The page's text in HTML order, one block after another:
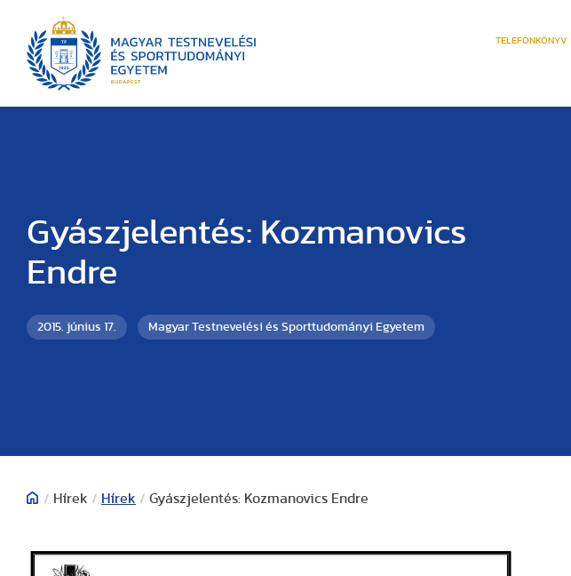
TELEFONKÖNYV
Gyászjelentés: Kozmanovics
Endre
2015. június 17. Magyar Testnevelési és Sporttudományi Egyetem
/ Hírek / Hírek / Gyászjelentés: Kozmanovics Endre